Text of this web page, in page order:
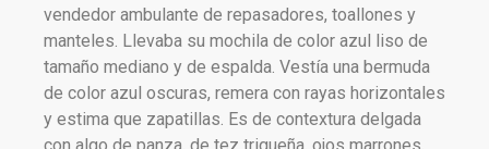
vendedor ambulante de repasadores, toallones y
manteles. Llevaba su mochila de color azul liso de
tamaño mediano y de espalda. Vestía una bermuda
de color azul oscuras, remera con rayas horizontales
y estima que zapatillas. Es de contextura delgada